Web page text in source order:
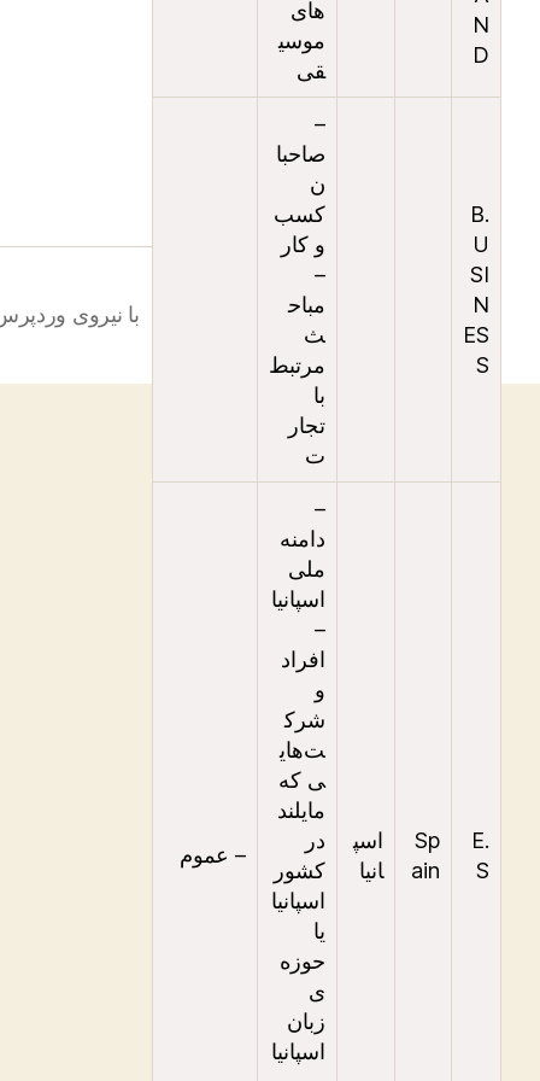
N
D
های
موسی
قی
.B
U
SI
N
ES
S
–
صاحبا
ن
کسب
و کار
–
مباح
ث
مرتبط
با
تجار
ت
.E
S
Sp
ain
اسپ
انیا
–
دامنه
ملی
اسپانیا
–
افراد
و
شرک
ت‌های
ی که
مایلند
در
کشور
اسپانیا
یا
حوزه‌
ی
زبان
اسپانیا
– عموم
هاست لینوکس
هاست لینوکس cPanel
مرکز آموزش مهرهاست با نیروی